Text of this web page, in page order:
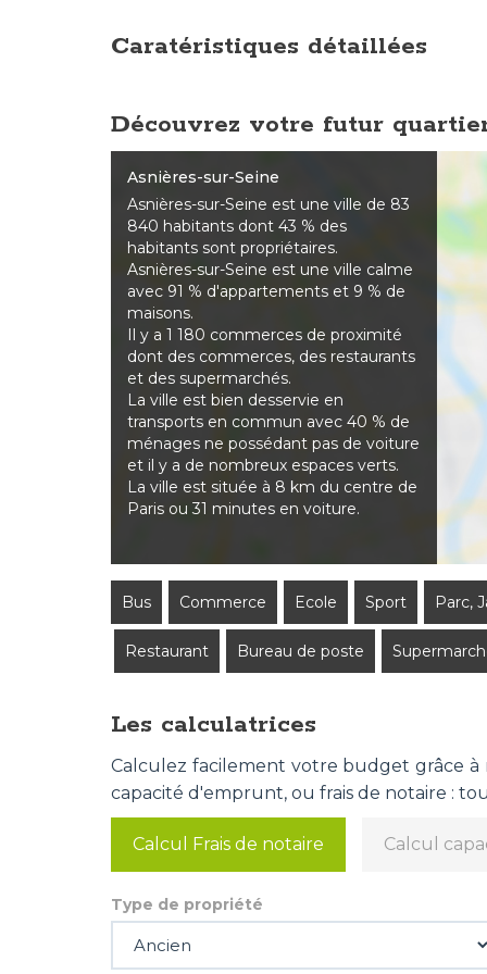
Caratéristiques détaillées
Découvrez votre futur
Asnières-sur-Seine
Asnières-sur-Seine est une ville de 83
840 habitants dont 43 % des
habitants sont propriétaires.
Asnières-sur-Seine est une ville calme
avec 91 % d'appartements et 9 % de
maisons.
Il y a 1 180 commerces de proximité
dont des commerces, des restaurants
et des supermarchés.
La ville est bien desservie en
transports en commun avec 40 % de
ménages ne possédant pas de voiture
et il y a de nombreux espaces verts.
La ville est située à 8 km du centre de
Paris ou 31 minutes en voiture.
Bus Commerce Ecole Sport Parc,
Restaurant Bureau de poste
Les calculatrices
Calculez facilement votre budget grâce à
capacité d'emprunt, ou frais de notaire :
Calcul Frais de notaire Calcul